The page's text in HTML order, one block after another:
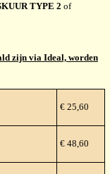
TYPE 2 of
zijn via Ideal, worden
€ 25,60
€ 48,60